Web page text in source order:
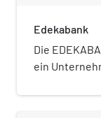
Edekabank
Die
ein
Die Bank ist